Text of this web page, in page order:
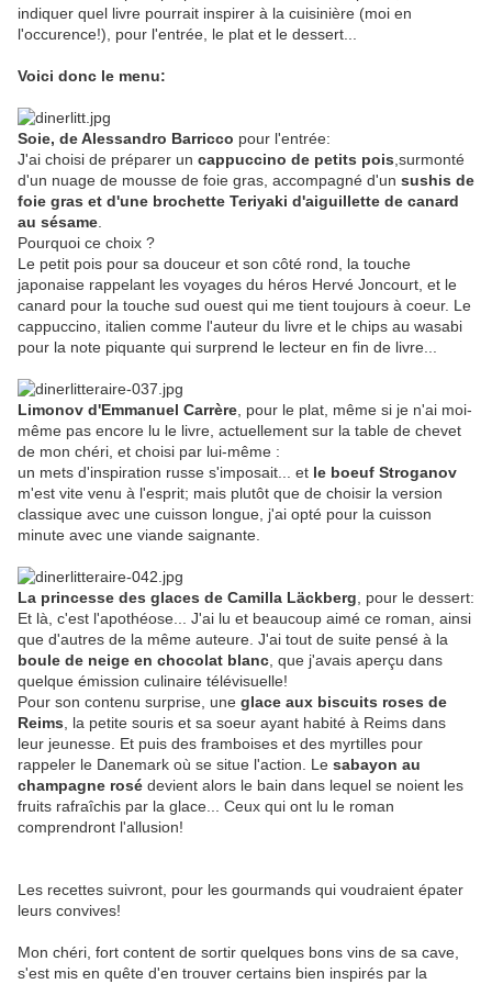
indiquer quel livre pourrait inspirer à la cuisinière (moi en
l'occurence!), pour l'entrée, le plat et le dessert...
Voici donc le menu:
Soie, de Alessandro Barricco pour l'entrée:
J'ai choisi de préparer un cappuccino de petits pois ,surmonté
d'un nuage de mousse de foie gras, accompagné d'un sushis de
foie gras et d'une brochette Teriyaki d'aiguillette de canard
au sésame
Pourquoi ce choix ?
Le petit pois pour sa douceur et son côté rond, la touche
japonaise rappelant les voyages du héros Hervé Joncourt, et le
canard pour la touche sud ouest qui me tient toujours à coeur. Le
cappuccino, italien comme l'auteur du livre et le chips au wasabi
pour la note piquante qui surprend le lecteur en fin de livre...
Limonov d'Emmanuel Carrère , pour le plat, même si je n'ai moi-
même pas encore lu le livre, actuellement sur la table de chevet
de mon chéri, et choisi par lui-même :
un mets d'inspiration russe s'imposait... et le boeuf Stroganov
m'est vite venu à l'esprit; mais plutôt que de choisir la version
classique avec une cuisson longue, j'ai opté pour la cuisson
minute avec une viande saignante.
La princesse des glaces de Camilla Läckberg , pour le dessert:
Et là, c'est l'apothéose... J'ai lu et beaucoup aimé ce roman, ainsi
que d'autres de la même auteure. J'ai tout de suite pensé à la
boule de neige en chocolat blanc , que j'avais aperçu dans
quelque émission culinaire télévisuelle!
Pour son contenu surprise, une glace aux biscuits roses de
Reims , la petite souris et sa soeur ayant habité à Reims dans
leur jeunesse. Et puis des framboises et des myrtilles pour
rappeler le Danemark où se situe l'action. Le sabayon au
champagne rosé devient alors le bain dans lequel se noient les
fruits rafraîchis par la glace... Ceux qui ont lu le roman
comprendront l'allusion!
Les recettes suivront, pour les gourmands qui voudraient épater
leurs convives!
Mon chéri, fort content de sortir quelques bons vins de sa cave,
s'est mis en quête d'en trouver certains bien inspirés par la